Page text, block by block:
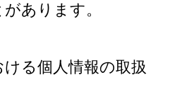
あります。
る個人情報の取扱